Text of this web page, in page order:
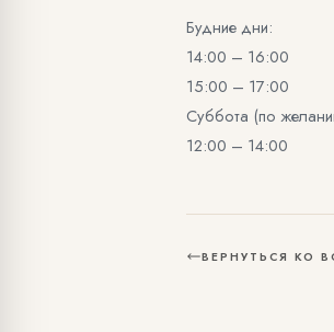
Будние дни:
14:00 – 16:00
15:00 – 17:00
Суббота (по
12:00 – 14:00
ВЕРНУТЬСЯ КО